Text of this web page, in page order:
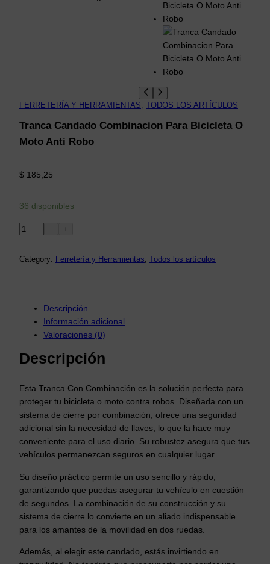
FERRETERÍA Y HERRAMIENTAS TODOS LOS ARTÍCULOS
Tranca Candado Combinacion Para Bicicleta O
Moto Anti Robo
$ 185,25
36 disponibles
T
a
a
o
C
o
m
b
i
a
c
i
o
n
Category: Ferretería y Herramientas, Todos los artículos
Descripción
Información adicional
Valoraciones (0)
Descripción
Esta Tranca Con Combinación es la solución perfecta para
proteger tu bicicleta o moto contra robos. Diseñada con un
sistema de cierre por combinación, ofrece una seguridad
adicional sin la necesidad de llaves, lo que la hace muy
conveniente para el uso diario. Su robustez asegura que tus
vehículos permanezcan seguros en cualquier lugar.
Su diseño práctico permite un uso sencillo y rápido,
garantizando que puedas asegurar tu vehículo en cuestión
de segundos. La combinación de su construcción y su
sistema de cierre lo convierte en un aliado indispensable
para los amantes de la movilidad en dos ruedas.
Además, al elegir este candado, estás invirtiendo en